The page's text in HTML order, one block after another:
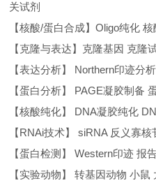
关试剂
【核酸/蛋白合成】Oligo纯化
【克隆与表达】克隆基因 克隆
【表达分析】 Northern印迹分
【蛋白分析】 PAGE凝胶制备
【核酸纯化】 DNA凝胶纯化
【RNAi技术】 siRNA 反义寡
【蛋白检测】 Western印迹 报
【实验动物】 转基因动物 小鼠